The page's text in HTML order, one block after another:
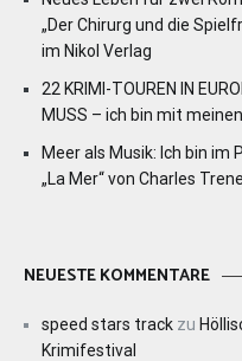
„Der Chirurg und die
im Nikol Verlag
22 KRIMI-TOUREN IN
MUSS – ich bin mit
Meer als Musik: Ich bin im
„La Mer“ von Charles
NEUESTE KOMMENTARE
speed stars track zu
Krimifestival